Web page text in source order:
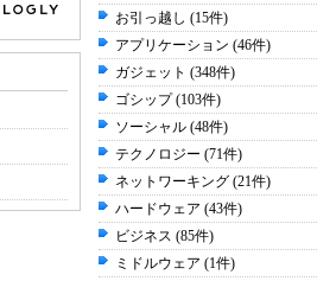
お引っ越し (15件)
アプリケーション (46件)
ガジェット (348件)
ゴシップ (103件)
ソーシャル (48件)
テクノロジー (71件)
ネットワーキング (21件)
ハードウェア (43件)
ビジネス (85件)
ミドルウェア (1件)